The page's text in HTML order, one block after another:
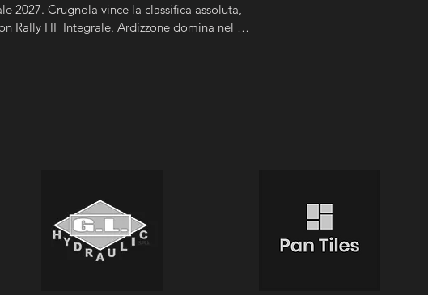
2027. Crugnola vince la classifica assoluta,
Rally HF Integrale. Ardizzone domina nel